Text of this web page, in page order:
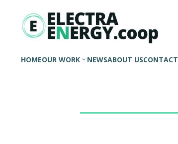
HOMEOUR WORK NEWSABOUT USCONTACT